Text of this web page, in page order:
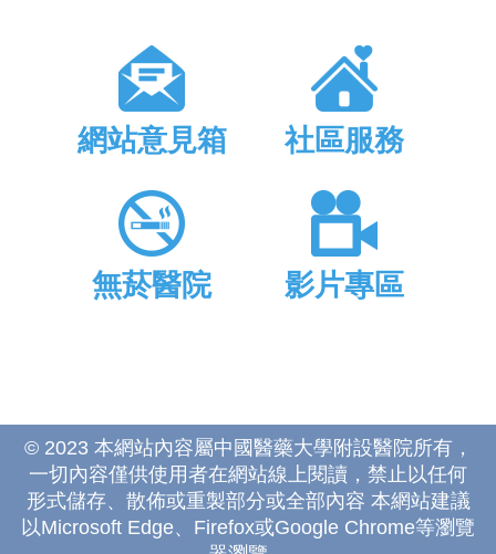
網站意見箱 社區服務
無菸醫院 影片專區
© 2023 本網站內容屬中國醫藥大學附設醫院所有，
一切內容僅供使用者在網站線上閱讀，禁止以任何
形式儲存、散佈或重製部分或全部內容 本網站建議
以Microsoft Edge、Firefox或Google Chrome等瀏覽